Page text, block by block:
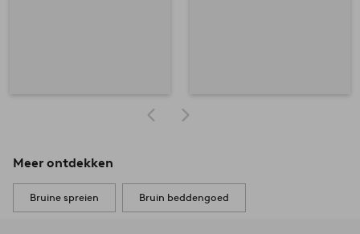
Meer ontdekken
Bruine spreien Bruin beddengoed